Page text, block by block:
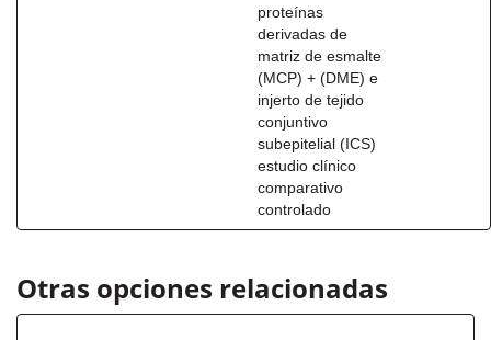
proteínas
derivadas de
matriz de esmalte
(MCP) + (DME) e
injerto de tejido
conjuntivo
subepitelial (ICS)
estudio clínico
comparativo
controlado
Otras opciones relacionadas